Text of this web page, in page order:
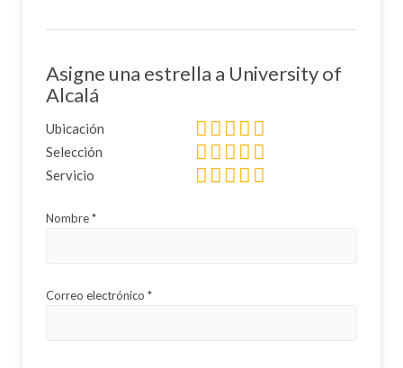
Asigne una estrella a University of
Alcalá
Ubicación
Selección
Servicio
Nombre*
Correo electrónico *